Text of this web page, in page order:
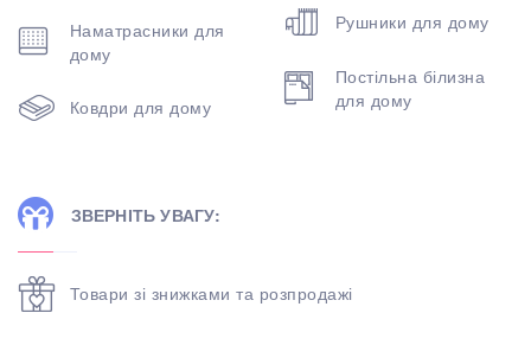
Наматрасники для
дому
Ковдри для дому
Рушники для дому
Постільна білизна
для дому
ЗВЕРНІТЬ УВАГУ:
Товари зі знижками та розпродажі